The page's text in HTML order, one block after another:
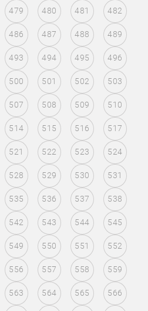
479 480 481 482
486 487 488 489
493 494 495 496
500 501 502 503
507 508 509 510
514 515 516 517
521 522 523 524
528 529 530 531
535 536 537 538
542 543 544 545
549 550 551 552
556 557 558 559
563 564 565 566